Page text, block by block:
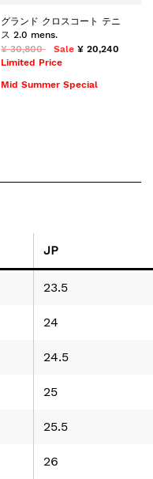
グランド クロスコート テニ
ス 2.0 mens.
¥ 30,800
Sale ¥ 20,240
Limited Price
Mid Summer Special
JP
23.5
24
24.5
25
25.5
26